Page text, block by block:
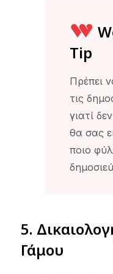
Tip
Πρέπει
τις
γιατί
θα σας
ποιο
5.
Γάμου